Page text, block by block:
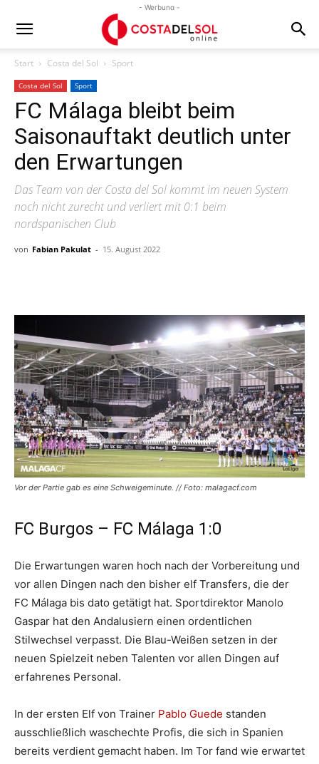
- Werbung -
Start Costa del Sol Sport
Costa del Sol Sport
FC Málaga bleibt beim
Saisonauftakt deutlich unter
den Erwartungen
Das Team von der Costa del Sol kommt im neuen System
noch nicht zurecht und verliert mit 0:1 beim
nordspanischen Club
von Fabian Pakulat - 15. August 2022
Vor der Partie gab es eine Schweigeminute. // Foto: malagacf.com
FC Burgos – FC Málaga 1:0
Die Erwartungen waren hoch nach der Vorbereitung und
vor allen Dingen nach den bisher elf Transfers, die der
FC Málaga bis dato getätigt hat. Sportdirektor Manolo
Gaspar hat den Andalusiern einen ordentlichen
Stilwechsel verpasst. Die Blau-Weißen setzen in der
neuen Spielzeit neben Talenten vor allen Dingen auf
erfahrenes Personal.
In der ersten Elf von Trainer Pablo Guede standen
ausschließlich waschechte Profis, die sich in Spanien
bereits verdient gemacht haben. Im Tor fand wie erwartet